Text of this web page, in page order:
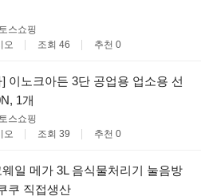
토스쇼핑
오 조회 46 추천 0
이노크아든 3단 공업용 업소용 선
1개
토스쇼핑
오 조회 39 추천 0
일 메가 3L 음식물처리기 눌음방
쿠 직접생산